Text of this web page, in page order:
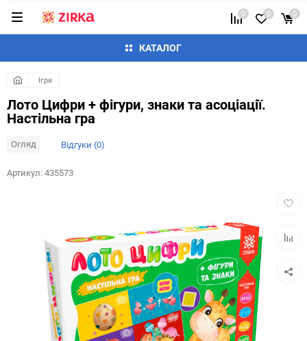
КАТАЛОГ
0 0 0
Ігри
Лото Цифри + фігури, знаки та асоціації.
Настільна гра
Огляд Відгуки (0)
до
Артикул:435573